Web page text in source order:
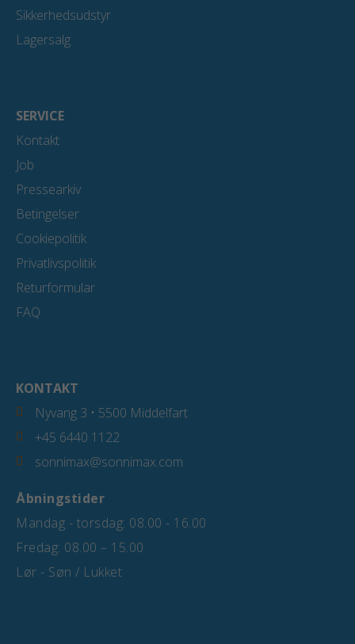
Sikkerhedsudstyr
Lagersalg
SERVICE
Kontakt
Job
Pressearkiv
Betingelser
Cookiepolitik
Privatlivspolitik
Returformular
FAQ
KONTAKT
Nyvang 3 • 5500 Middelfart
+45 6440 1122
sonnimax@sonnimax.com
Åbningstider
Mandag - torsdag: 08.00 - 16.00
Fredag: 08.00 – 15.00
Lør - Søn / Lukket